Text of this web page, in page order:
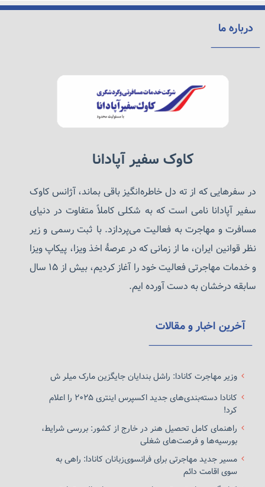
درباره ما
کاوک سفیر آپادانا
در سفرهایی که از ته دل خاطره‌انگیز باقی بماند، آژانس کاوک
سفیر آپادانا نامی است که به شکلی کاملاً متفاوت در دنیای
مسافرت و مهاجرت به فعالیت می‌پردازد. با ثبت رسمی و زیر
نظر قوانین ایران، ما از زمانی که در عرصهٔ اخذ ویزا، پیکاپ ویزا
و خدمات مهاجرتی فعالیت خود را آغاز کردیم، بیش از ۱۵ سال
سابقه درخشان به دست آورده ایم.
آخرین اخبار و مقالات
وزیر مهاجرت کانادا: راشل بندایان جایگزین مارک میلر ش
کانادا دسته‌بندی‌های جدید اکسپرس اینتری ۲۰۲۵ را اعلام
کرد!
راهنمای کامل تحصیل هنر در خارج از کشور: بررسی شرایط،
بورسیه‌ها و فرصت‌های شغلی
مسیر جدید مهاجرتی برای فرانسوی‌زبانان کانادا: راهی به
سوی اقامت دائم